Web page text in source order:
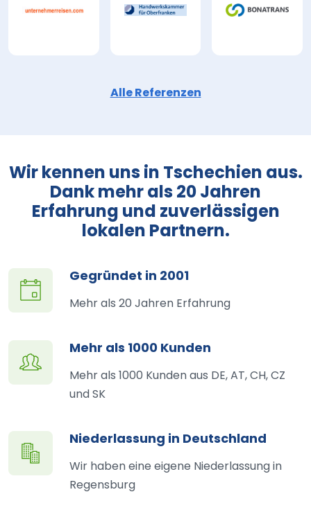
Alle Referenzen
Wir kennen uns in Tschechien aus.
Dank mehr als 20 Jahren
Erfahrung und zuverlässigen
lokalen Partnern.
Gegründet in 2001
Mehr als 20 Jahren Erfahrung
Mehr als 1000 Kunden
Mehr als 1000 Kunden aus DE, AT, CH, CZ
und SK
Niederlassung in Deutschland
Wir haben eine eigene Niederlassung in
Regensburg